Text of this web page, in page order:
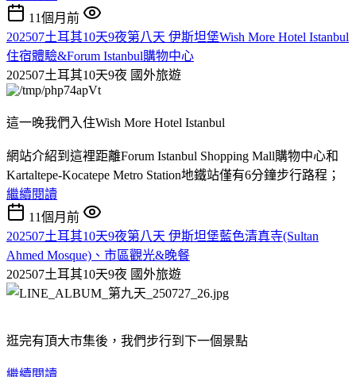
11個月前
202507土耳其10天9夜第八天 伊斯坦堡Wish More Hotel Istanbul
住宿體驗&Forum Istanbul購物中心
202507土耳其10天9夜 國外旅遊
這一晚我們入住Wish More Hotel Istanbul
網站介紹到這裡距離Forum Istanbul Shopping Mall購物中心和
Kartaltepe-Kocatepe Metro Station地鐵站僅有6分鐘步行路程；
繼續閱讀
11個月前
202507土耳其10天9夜第八天 伊斯坦堡藍色清真寺(Sultan
Ahmed Mosque)、市區觀光&晚餐
202507土耳其10天9夜 國外旅遊
逛完有頂大市集後，我們步行到下一個景點
繼續閱讀